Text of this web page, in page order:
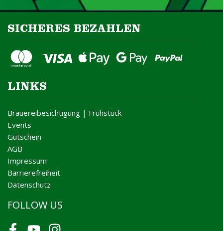
SICHERES BEZAHLEN
LINKS
Brauereibesichtigung | Frühstück
Events
Gutschein
AGB
Impressum
Barrierefreiheit
Datenschutz
FOLLOW US